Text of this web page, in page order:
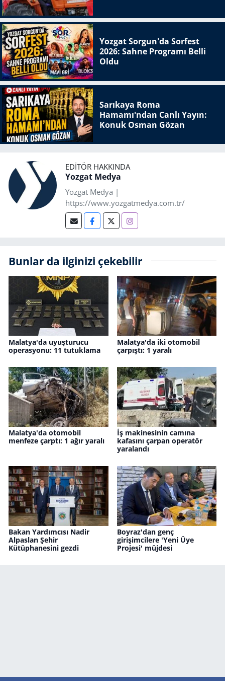
Yozgat Sorgun'da Sorfest
2026: Sahne Programı Belli
Oldu
Sarıkaya Roma
Hamamı'ndan Canlı Yayın:
Konuk Osman Gözan
EDITÖR HAKKINDA
Yozgat Medya
Yozgat Medya |
https://www.yozgatmedya.com.tr/
Bunlar da ilginizi çekebilir
Malatya'da uyuşturucu
operasyonu: 11 tutuklama
Malatya'da iki otomobil
çarpıştı: 1 yaralı
Malatya'da otomobil
menfeze çarptı: 1 ağır yaralı
İş makinesinin camına
kafasını çarpan operatör
yaralandı
Bakan Yardımcısı Nadir
Alpaslan Şehir
Kütüphanesini gezdi
Boyraz'dan genç
girişimcilere 'Yeni Üye
Projesi' müjdesi